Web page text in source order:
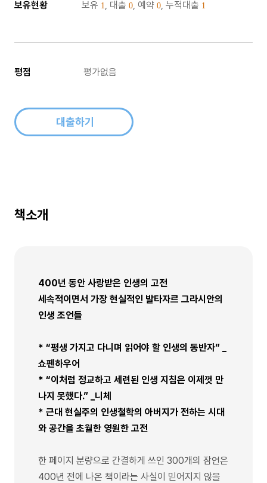
보유현황
보유 1 , 대출 0 , 예약 0 , 누적대출 1
평점 평가없음
대출하기
책소개
400년 동안 사랑받은 인생의 고전
세속적이면서 가장 현실적인 발타자르 그라시안의
인생 조언들
* “평생 가지고 다니며 읽어야 할 인생의 동반자” _
쇼펜하우어
* “이처럼 정교하고 세련된 인생 지침은 이제껏 만
나지 못했다.” _니체
* 근대 현실주의 인생철학의 아버지가 전하는 시대
와 공간을 초월한 영원한 고전
한 페이지 분량으로 간결하게 쓰인 300개의 잠언은
400년 전에 나온 책이라는 사실이 믿어지지 않을